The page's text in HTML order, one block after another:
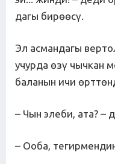
дагы бирөөсү.
Эл асмандагы
учурда өзү чычкан
баланын ичи
– Чын элеби, ата? –
– Ооба,